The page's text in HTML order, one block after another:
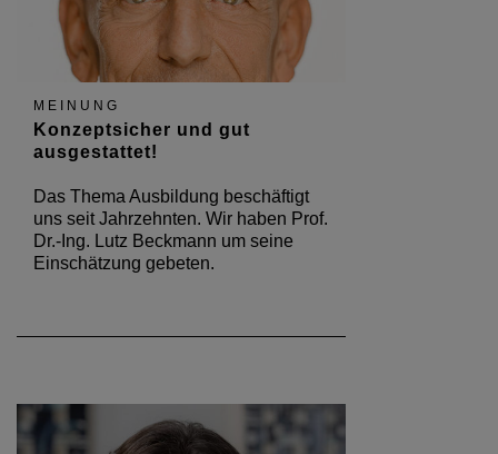
MEINUNG
Konzeptsicher und gut
ausgestattet!
Das Thema Ausbildung beschäftigt
uns seit Jahrzehnten. Wir haben Prof.
Dr.-Ing. Lutz Beckmann um seine
Einschätzung gebeten.